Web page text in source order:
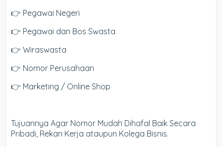
👉 Pegawai Negeri
👉 Pegawai dan Bos Swasta
👉 Wiraswasta
👉 Nomor Perusahaan
👉 Marketing / Online Shop
Tujuannya Agar Nomor Mudah Dihafal Baik Secara
Pribadi, Rekan Kerja ataupun Kolega Bisnis.